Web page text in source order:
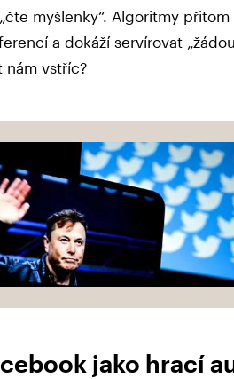
myšlenky“. Algoritmy
a dokáží servírovat
nám vstříc?
jako hrací